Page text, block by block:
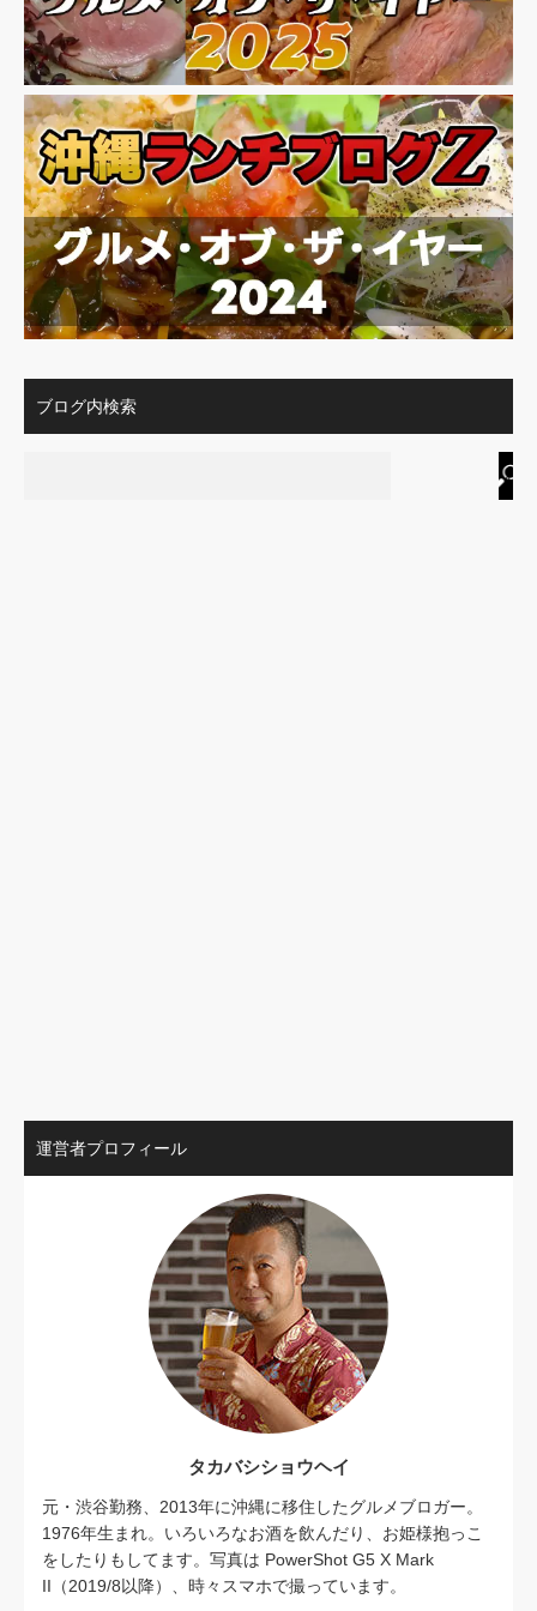
ブログ内検索
運営者プロフィール
タカバシショウヘイ
元・渋谷勤務、2013年に沖縄に移住したグルメブロガー。
1976年生まれ。いろいろなお酒を飲んだり、お姫様抱っこ
をしたりもしてます。写真は PowerShot G5 X Mark
II（2019/8以降）、時々スマホで撮っています。